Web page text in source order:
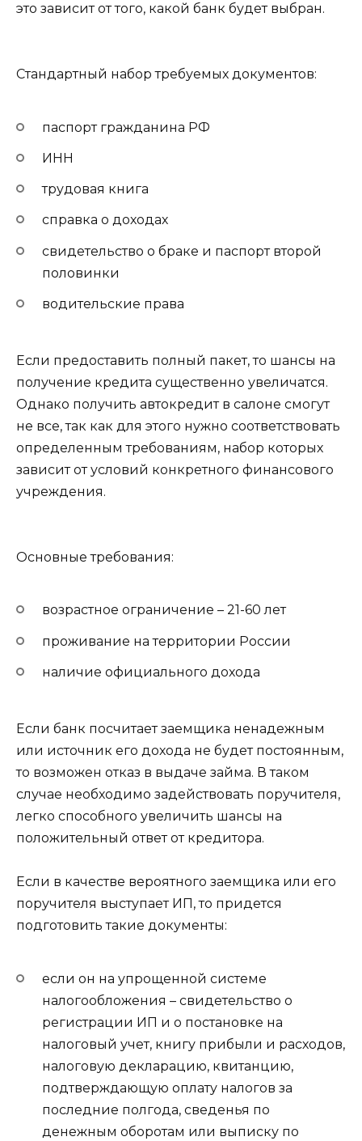
это зависит от того, какой банк будет выбран.
Стандартный набор требуемых документов:
паспорт гражданина РФ
ИНН
трудовая книга
справка о доходах
свидетельство о браке и паспорт второй
половинки
водительские права
Если предоставить полный пакет, то шансы на
получение кредита существенно увеличатся.
Однако получить автокредит в салоне смогут
не все, так как для этого нужно соответствовать
определенным требованиям, набор которых
зависит от условий конкретного финансового
учреждения.
Основные требования:
возрастное ограничение – 21-60 лет
проживание на территории России
наличие официального дохода
Если банк посчитает заемщика ненадежным
или источник его дохода не будет постоянным,
то возможен отказ в выдаче займа. В таком
случае необходимо задействовать поручителя,
легко способного увеличить шансы на
положительный ответ от кредитора.
Если в качестве вероятного заемщика или его
поручителя выступает ИП, то придется
подготовить такие документы:
если он на упрощенной системе
налогообложения – свидетельство о
регистрации ИП и о постановке на
налоговый учет, книгу прибыли и расходов,
налоговую декларацию, квитанцию,
подтверждающую оплату налогов за
последние полгода, сведенья по
денежным оборотам или выписку по